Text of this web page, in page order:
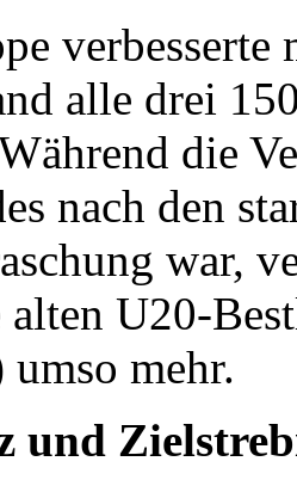
verbesserte
alle drei
die
nach den
war,
alten U20-
mehr.
und